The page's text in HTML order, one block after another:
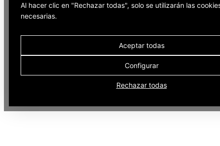
Al hacer clic en "Rechazar todas", solo se utilizarán las
necesarias.
Aceptar todas
Configurar
Rechazar todas